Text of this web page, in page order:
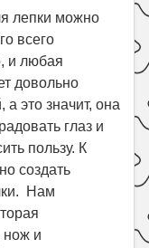
лепки можно
всего
и любая
довольно
а это значит, она
глаз и
пользу. К
создать
Нам
нож и